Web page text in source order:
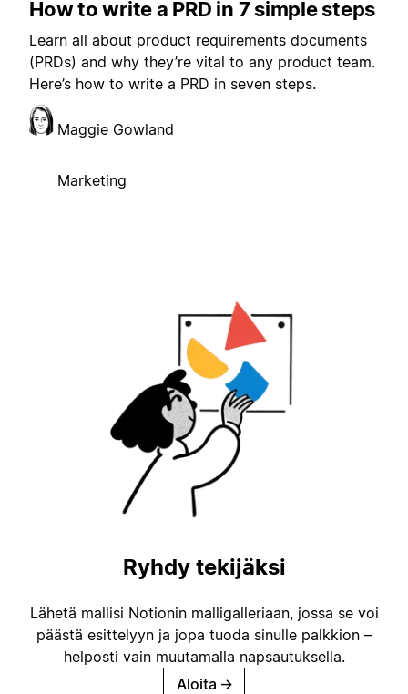
How to write a PRD in 7 simple steps
Learn all about product requirements documents
(PRDs) and why they’re vital to any product team.
Here’s how to write a PRD in seven steps.
Maggie Gowland
Marketing
Ryhdy tekijäksi
Lähetä mallisi Notionin malligalleriaan, jossa se voi
päästä esittelyyn ja jopa tuoda sinulle palkkion –
helposti vain muutamalla napsautuksella.
Aloita →